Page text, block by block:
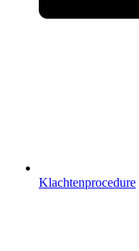
Klachtenprocedure